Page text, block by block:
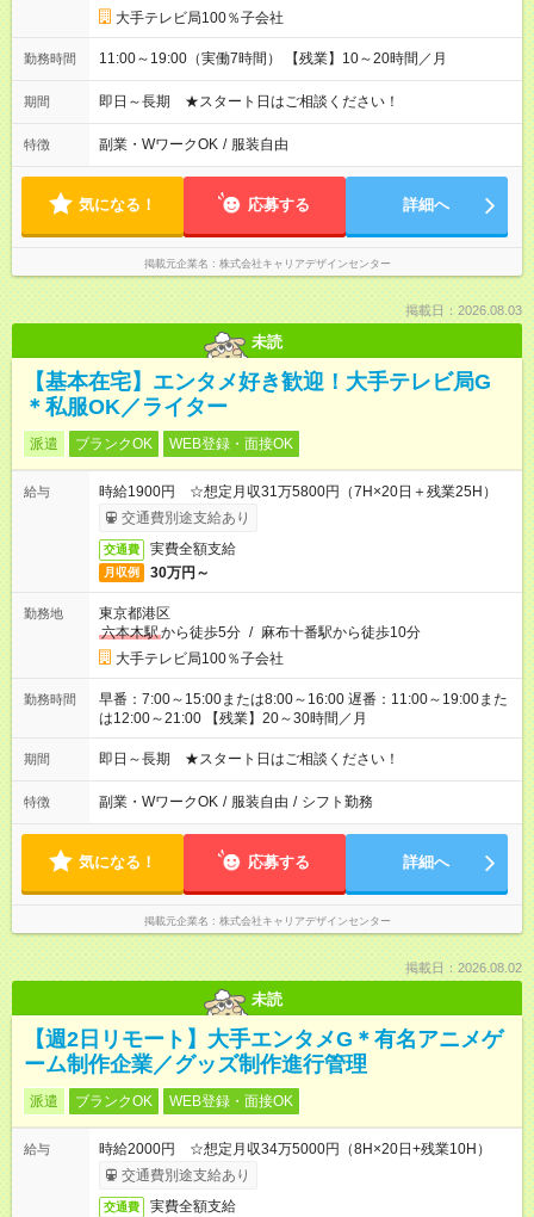
大手テレビ局100％子会社
勤務時間 11:00～19:00（実働7時間） 【残業】10～20時間／月
期間 即日～長期 ★スタート日はご相談ください！
特徴 副業・WワークOK / 服装自由
気になる！ 応募する 詳細へ
掲載元企業名 株式会社キャリアデザインセンター
掲載日：2026.08.03
未読
【基本在宅】エンタメ好き歓迎！大手テレビ局G
＊私服OK／ライター
派遣 ブランクOK WEB登録・面接OK
給与
時給1900円 ☆想定月収31万5800円（7H×20日＋残業25H）
交通費別途支給あり
交通費 実費全額支給
月収例 30万円～
勤務地
東京都港区
六本木駅から徒歩5分 / 麻布十番駅から徒歩10分
大手テレビ局100％子会社
勤務時間
早番：7:00～15:00または8:00～16:00 遅番：11:00～19:00また
は12:00～21:00 【残業】20～30時間／月
期間 即日～長期 ★スタート日はご相談ください！
特徴 副業・WワークOK / 服装自由 / シフト勤務
気になる！ 応募する 詳細へ
掲載元企業名 株式会社キャリアデザインセンター
掲載日：2026.08.02
未読
【週2日リモート】大手エンタメG＊有名アニメゲ
ーム制作企業／グッズ制作進行管理
派遣 ブランクOK WEB登録・面接OK
給与
時給2000円 ☆想定月収34万5000円（8H×20日+残業10H）
交通費別途支給あり
交通費 実費全額支給